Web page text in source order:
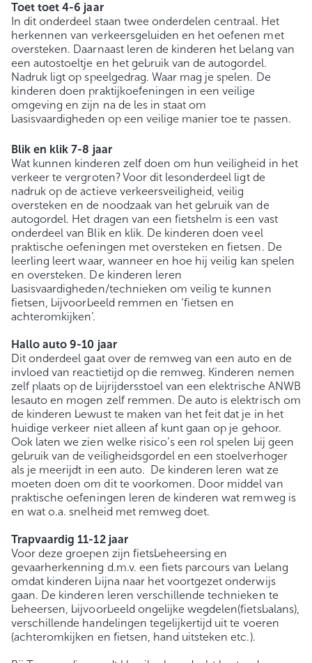
Toet toet 4-6 jaar
In dit onderdeel staan twee onderdelen centraal. Het
herkennen van verkeersgeluiden en het oefenen met
oversteken. Daarnaast leren de kinderen het belang van
een autostoeltje en het gebruik van de autogordel.
Nadruk ligt op speelgedrag. Waar mag je spelen. De
kinderen doen praktijkoefeningen in een veilige
omgeving en zijn na de les in staat om
basisvaardigheden op een veilige manier toe te passen.
Blik en klik 7-8 jaar
Wat kunnen kinderen zelf doen om hun veiligheid in het
verkeer te vergroten? Voor dit lesonderdeel ligt de
nadruk op de actieve verkeersveiligheid, veilig
oversteken en de noodzaak van het gebruik van de
autogordel. Het dragen van een fietshelm is een vast
onderdeel van Blik en klik. De kinderen doen veel
praktische oefeningen met oversteken en fietsen. De
leerling leert waar, wanneer en hoe hij veilig kan spelen
en oversteken. De kinderen leren
basisvaardigheden/technieken om veilig te kunnen
fietsen, bijvoorbeeld remmen en ‘fietsen en
achteromkijken’.
Hallo auto 9-10 jaar
Dit onderdeel gaat over de remweg van een auto en de
invloed van reactietijd op die remweg. Kinderen nemen
zelf plaats op de bijrijdersstoel van een elektrische ANWB
lesauto en mogen zelf remmen. De auto is elektrisch om
de kinderen bewust te maken van het feit dat je in het
huidige verkeer niet alleen af kunt gaan op je gehoor.
Ook laten we zien welke risico’s een rol spelen bij geen
gebruik van de veiligheidsgordel en een stoelverhoger
als je meerijdt in een auto. De kinderen leren wat ze
moeten doen om dit te voorkomen. Door middel van
praktische oefeningen leren de kinderen wat remweg is
en wat o.a. snelheid met remweg doet.
Trapvaardig 11-12 jaar
Voor deze groepen zijn fietsbeheersing en
gevaarherkenning d.m.v. een fiets parcours van belang
omdat kinderen bijna naar het voortgezet onderwijs
gaan. De kinderen leren verschillende technieken te
beheersen, bijvoorbeeld ongelijke wegdelen(fietsbalans),
verschillende handelingen tegelijkertijd uit te voeren
(achteromkijken en fietsen, hand uitsteken etc.).